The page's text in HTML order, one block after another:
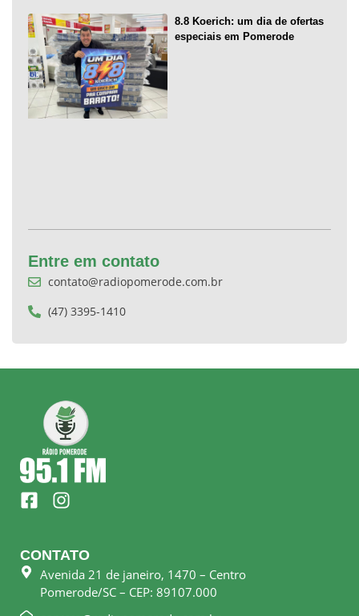
8.8 Koerich: um dia de ofertas
especiais em Pomerode
Entre em contato
contato@radiopomerode.com.br
(47) 3395-1410
F
a
e
b
o
I
n
t
a
g
r
CONTATO
Avenida 21 de janeiro, 1470 – Centro
Pomerode/SC – CEP: 89107.000